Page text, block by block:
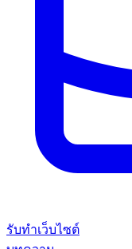
รับทำเว็บไซต์